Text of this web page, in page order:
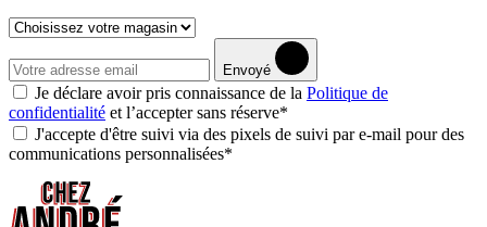
Envoyé
Je déclare avoir pris connaissance de la Politique de
confidentialité et l’accepter sans réserve*
J'accepte d'être suivi via des pixels de suivi par e-mail pour des
communications personnalisées*